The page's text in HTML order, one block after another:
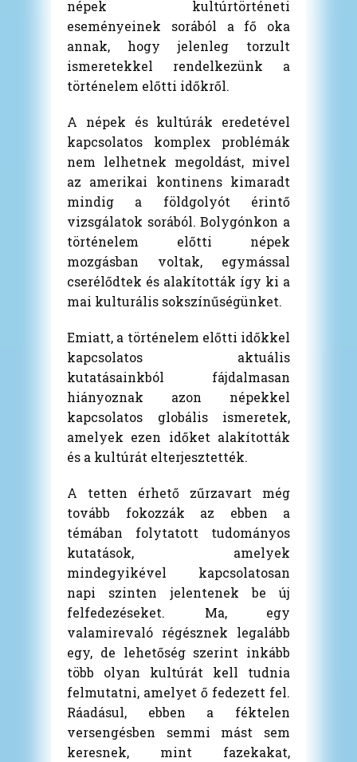
népek kultúrtörténeti
eseményeinek sorából a fő oka
annak, hogy jelenleg torzult
ismeretekkel rendelkezünk a
történelem előtti időkről.
A népek és kultúrák eredetével
kapcsolatos komplex problémák
nem lelhetnek megoldást, mivel
az amerikai kontinens kimaradt
mindig a földgolyót érintő
vizsgálatok sorából. Bolygónkon a
történelem előtti népek
mozgásban voltak, egymással
cserélődtek és alakították így ki a
mai kulturális sokszínűségünket.
Emiatt, a történelem előtti időkkel
kapcsolatos aktuális
kutatásainkból fájdalmasan
hiányoznak azon népekkel
kapcsolatos globális ismeretek,
amelyek ezen időket alakították
és a kultúrát elterjesztették.
A tetten érhető zűrzavart még
tovább fokozzák az ebben a
témában folytatott tudományos
kutatások, amelyek
mindegyikével kapcsolatosan
napi szinten jelentenek be új
felfedezéseket. Ma, egy
valamirevaló régésznek legalább
egy, de lehetőség szerint inkább
több olyan kultúrát kell tudnia
felmutatni, amelyet ő fedezett fel.
Ráadásul, ebben a féktelen
versengésben semmi mást sem
keresnek, mint fazekakat,